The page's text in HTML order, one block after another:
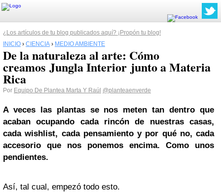
¿Los artículos de tu blog publicados aquí? ¡Propón tu blog!
INICIO › CIENCIA › MEDIO AMBIENTE
De la naturaleza al arte: Cómo
creamos Jungla Interior junto a Materia
Rica
Por Equipo De Plantea Marta Y Raúl @planteaenverde
A veces las plantas se nos meten tan dentro que
acaban ocupando cada rincón de nuestras casas,
cada wishlist, cada pensamiento y por qué no, cada
accesorio que nos ponemos encima. Como unos
pendientes.
Así, tal cual, empezó todo esto.